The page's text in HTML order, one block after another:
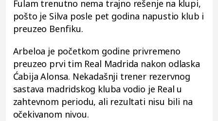
Fulam trenutno nema trajno rešenje na klupi,
pošto je Silva posle pet godina napustio klub i
preuzeo Benfiku.
Arbeloa je početkom godine privremeno
preuzeo prvi tim Real Madrida nakon odlaska
Ćabija Alonsa. Nekadašnji trener rezervnog
sastava madridskog kluba vodio je Real u
zahtevnom periodu, ali rezultati nisu bili na
očekivanom nivou.